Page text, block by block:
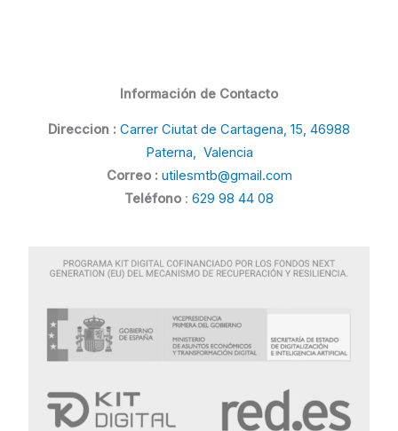
Información de Contacto
Direccion : Carrer Ciutat de Cartagena, 15, 46988
Paterna, Valencia
Correo : utilesmtb@gmail.com
Teléfono : 629 98 44 08